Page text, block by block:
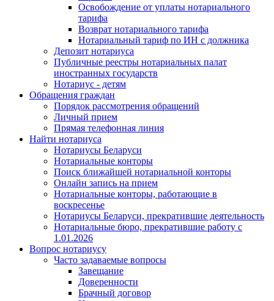
Освобождение от уплаты нотариального
тарифа
Возврат нотариального тарифа
Нотариальный тариф по ИН с должника
Депозит нотариуса
Публичные реестры нотариальных палат
иностранных государств
Нотариус - детям
Обращения граждан
Порядок рассмотрения обращений
Личный прием
Прямая телефонная линия
Найти нотариуса
Нотариусы Беларуси
Нотариальные конторы
Поиск ближайшей нотариальной конторы
Онлайн запись на прием
Нотариальные конторы, работающие в
воскресенье
Нотариусы Беларуси, прекратившие деятельность
Нотариальные бюро, прекратившие работу с
1.01.2026
Вопрос нотариусу
Часто задаваемые вопросы
Завещание
Доверенности
Брачный договор